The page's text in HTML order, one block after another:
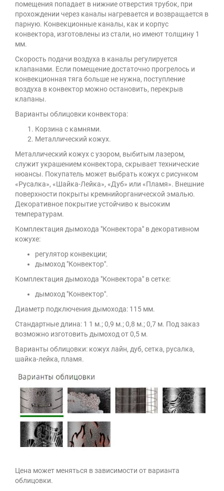
помещения попадает в нижние отверстия трубок, при
прохождении через каналы нагревается и возвращается в
парную. Конвекционные каналы, как и корпус
конвектора, изготовлены из стали, но имеют толщину 1
мм.
Скорость подачи воздуха в каналы регулируется
клапанами. Если помещение достаточно прогрелось и
конвекционная тяга больше не нужна, поступление
воздуха в конвектор можно остановить, перекрыв
клапаны.
Варианты облицовки конвектора:
Корзина с камнями.
Металлический кожух.
Металлический кожух с узором, выбитым лазером,
служит украшением конвектора, скрывает технические
нюансы. Покупатель может выбрать кожух с рисунком
«Русалка», «Шайка-Лейка», «Дуб» или «Пламя». Внешние
поверхности покрыты кремнийорганической эмалью.
Декоративное покрытие устойчиво к высоким
температурам.
Комплектация дымохода "Конвектора" в декоративном
кожухе:
регулятор конвекции;
дымоход "Конвектор".
Комплектация дымохода "Конвектора" в сетке:
дымоход "Конвектор".
Диаметр подключения дымохода: 115 мм.
Стандартные длина: 1 1 м.; 0,9 м.; 0,8 м.; 0,7 м. Под заказ
возможно изготовить дымоход от 0,5 м.
Варианты облицовки: кожух лайн, дуб, сетка, русалка,
шайка-лейка, пламя.
Цена может меняться в зависимости от варианта
облицовки.